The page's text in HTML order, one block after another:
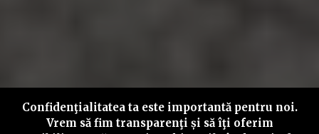
Confidenţialitatea ta este importantă pentru noi.
Vrem să fim transparenţi și să îţi oferim